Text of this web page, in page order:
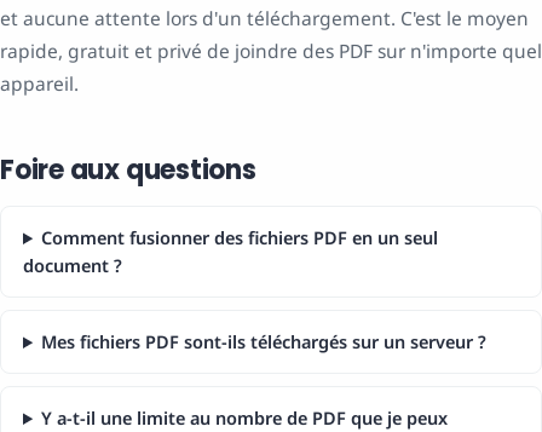
et aucune attente lors d'un téléchargement. C'est le moyen
rapide, gratuit et privé de joindre des PDF sur n'importe quel
appareil.
Foire aux questions
Comment fusionner des fichiers PDF en un seul
document ?
Mes fichiers PDF sont-ils téléchargés sur un serveur ?
Y a-t-il une limite au nombre de PDF que je peux